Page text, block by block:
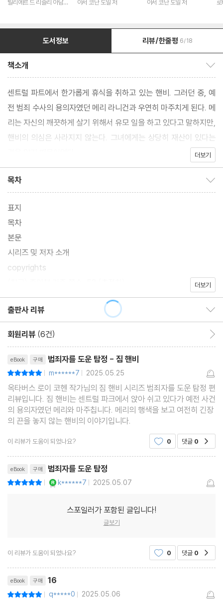
빌리에르 드 리슬리 아담
아서 코난 도일 저 아서 코난 도일 저
도서정보 리뷰/한줄평 6/18
책소개
센트럴 파트에서 한가롭게 휴식을 취하고 있는 핸비. 그러던 중, 예
전 범죄 수사의 용의자였던 메리 라니건과 우연히 마주치게 된다. 메
리는 자신의 깨끗하게 살기 위해서 유모 일을 하고 있다고 말하지만,
핸비의 의심은 사라지지 않는다. 그녀에게는 상당히 재산이 있다는
더보기
목차
표지
목차
본문
시리즈 및 저자 소개
copyrights
더보기
출판사 리뷰
회원리뷰 (6건)
eBook 구매 범죄자를 도운 탐정 - 짐 핸비
| m******7 | 2025.05.25
옥타버스 로이 코헨 작가님의 짐 핸비 시리즈 범죄자를 도운 탐정 편
리뷰입니다. 짐 핸비는 센트럴 파크에서 앉아 쉬고 있다가 예전 사건
의 용의자였던 메리와 마주칩니다. 메리의 행색을 보고 여전히 긴장
의 끈을 놓지 않는 핸비의 이야기입니다.
이 리뷰가 도움이 되었나요? 0 댓글 0
eBook 구매 범죄자를 도운 탐정
| k******7 | 2025.05.07
스포일러가 포함된 글입니다!
글보기
이 리뷰가 도움이 되었나요? 0 댓글 0
eBook 구매 16
| q*****0 | 2025.05.06